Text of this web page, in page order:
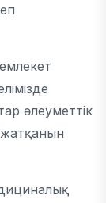
әлеуметтік